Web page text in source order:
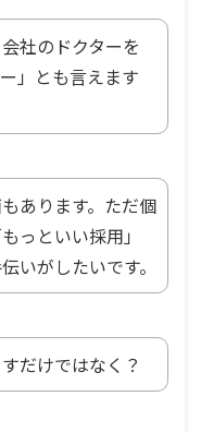
社のドクターを
」とも言えます
あります。ただ個
っといい採用」
いがしたいです。
だけではなく？